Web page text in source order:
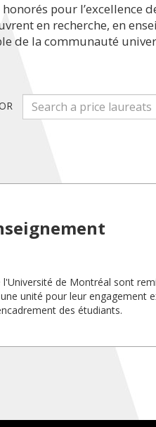
pour l’excellence
en recherche, en
de la communauté
l'Université de Montréal sont
unité pour leur engagement
des étudiants.